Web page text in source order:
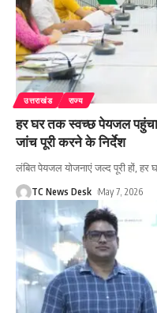
उत्तराखंड राज्य
हर घर तक स्वच्छ पेयजल
जांच पूरी करने के निर्देश
लंबित पेयजल योजनाएं जल्द पूरी हों,
TC News Desk May 7, 2026